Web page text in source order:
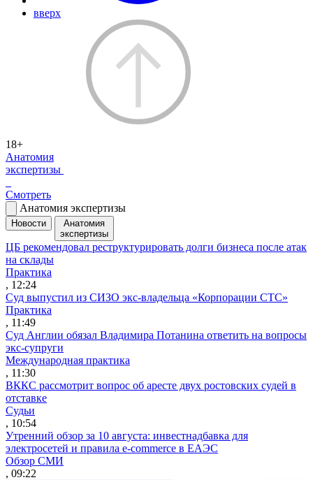
вверх
18+
Анатомия
экспертизы
Смотреть
Анатомия экспертизы
Новости
Анатомия
экспертизы
ЦБ рекомендовал реструктурировать долги бизнеса после атак
на склады
Практика
, 12:24
Суд выпустил из СИЗО экс-владельца «Корпорации СТС»
Практика
, 11:49
Суд Англии обязал Владимира Потанина ответить на вопросы
экс-супруги
Международная практика
, 11:30
ВККС рассмотрит вопрос об аресте двух ростовских судей в
отставке
Судьи
, 10:54
Утренний обзор за 10 августа: инвестнадбавка для
электросетей и правила e-commerce в ЕАЭС
Обзор СМИ
, 09:22